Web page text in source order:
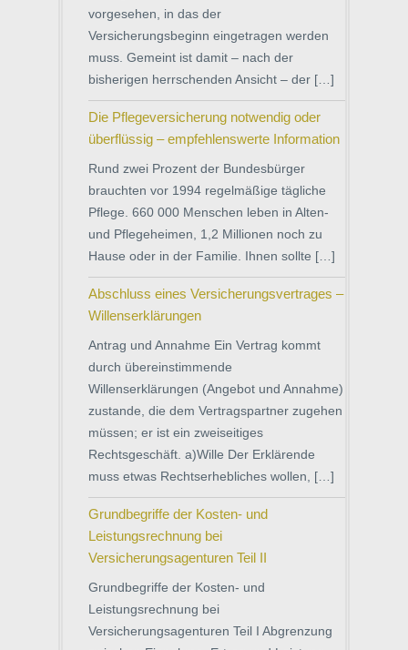
vorgesehen, in das der
Versicherungsbeginn eingetragen werden
muss. Gemeint ist damit – nach der
bisherigen herrschenden Ansicht – der […]
Die Pflegeversicherung notwendig oder
überflüssig – empfehlenswerte Information
Rund zwei Prozent der Bundesbürger
brauchten vor 1994 regelmäßige tägliche
Pflege. 660 000 Menschen leben in Alten-
und Pflegeheimen, 1,2 Millionen noch zu
Hause oder in der Familie. Ihnen sollte […]
Abschluss eines Versicherungsvertrages –
Willenserklärungen
Antrag und Annahme Ein Vertrag kommt
durch übereinstimmende
Willenserklärungen (Angebot und Annahme)
zustande, die dem Vertragspartner zugehen
müssen; er ist ein zweiseitiges
Rechtsgeschäft. a)Wille Der Erklärende
muss etwas Rechtserhebliches wollen, […]
Grundbegriffe der Kosten- und
Leistungsrechnung bei
Versicherungsagenturen Teil II
Grundbegriffe der Kosten- und
Leistungsrechnung bei
Versicherungsagenturen Teil I Abgrenzung